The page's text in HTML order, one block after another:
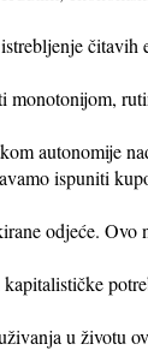
čitavih
monotonijom,
autonomije
ispuniti
odjeće. Ovo
u životu